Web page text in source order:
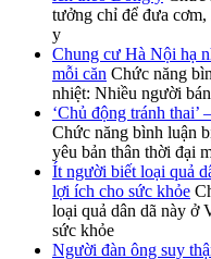
tưởng chỉ để đưa
y
Chung cư Hà Nội hạ
mỗi căn Chức năng
nhiệt: Nhiều người
‘Chủ động tránh
Chức năng bình luận
yêu bản thân thời đại
Ít người biết loại quả
lợi ích cho sức khỏe
loại quả dân dã này ở
sức khỏe
Người đàn ông suy